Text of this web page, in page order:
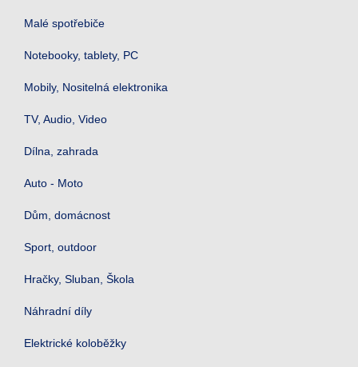
Malé spotřebiče
Notebooky, tablety, PC
Mobily, Nositelná elektronika
TV, Audio, Video
Dílna, zahrada
Auto - Moto
Dům, domácnost
Sport, outdoor
Hračky, Sluban, Škola
Náhradní díly
Elektrické koloběžky